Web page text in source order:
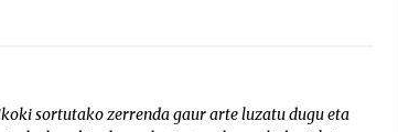
sortutako zerrenda gaur arte luzatu dugu eta